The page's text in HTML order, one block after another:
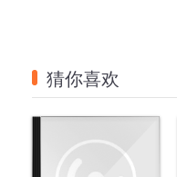
猜你喜欢